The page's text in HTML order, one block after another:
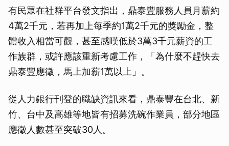
有民眾在社群平台發文指出，鼎泰豐服務人員月薪約
4萬2千元，若再加上每季約1萬2千元的獎勵金，整
體收入相當可觀，甚至感嘆低於3萬3千元薪資的工
作族群，或許應該重新考慮工作，「為什麼不趕快去
鼎泰豐應徵，馬上加薪1萬以上」。
從人力銀行刊登的職缺資訊來看，鼎泰豐在台北、新
竹、台中及高雄等地皆有招募洗碗作業員，部分地區
應徵人數甚至突破30人。